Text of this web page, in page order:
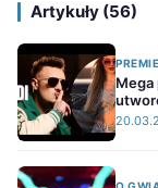
Artykuły (56)